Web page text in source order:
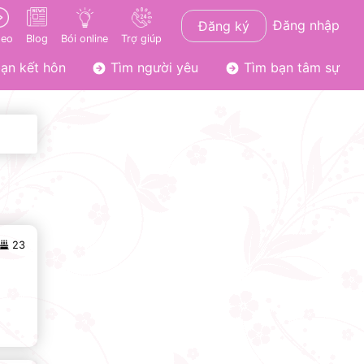
Blog Bói online Trợ giúp
Đăng ký Đăng nhập
kết hôn Tìm người yêu Tìm bạn tâm sự
23